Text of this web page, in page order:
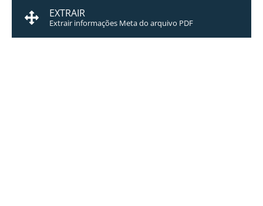
EXTRAIR
Extrair informações Meta do arquivo PDF